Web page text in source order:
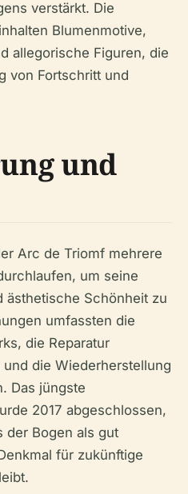
verstärkt. Die
Blumenmotive,
allegorische Figuren, die
von Fortschritt und
und
Arc de Triomf mehrere
um seine
ästhetische Schönheit zu
umfassten die
die Reparatur
die Wiederherstellung
Das jüngste
2017 abgeschlossen,
der Bogen als gut
für zukünftige